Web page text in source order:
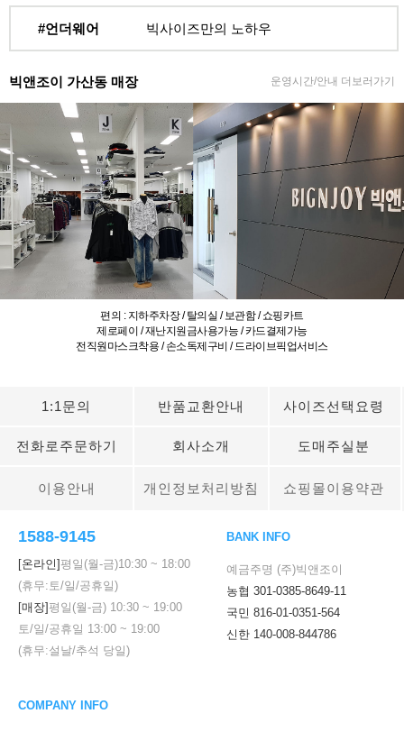
#언더웨어 빅사이즈만의 노하우
빅앤조이 가산동 매장 운영시간/안내 더보러가기
편의 : 지하주차장 / 탈의실 / 보관함 / 쇼핑카트
제로페이 / 재난지원금사용가능 / 카드결제가능
전직원마스크착용 / 손소독제구비 / 드라이브픽업서비스
1:1문의 반품교환안내 사이즈선택요령
전화로주문하기 회사소개 도매주실분
이용안내 개인정보처리방침 쇼핑몰이용약관
1588-9145
[온라인]평일(월-금)10:30 ~ 18:00
(휴무:토/일/공휴일)
[매장]평일(월-금) 10:30 ~ 19:00
토/일/공휴일 13:00 ~ 19:00
(휴무:설날/추석 당일)
BANK INFO
예금주명 (주)빅앤조이
농협 301-0385-8649-11
국민 816-01-0351-564
신한 140-008-844786
COMPANY INFO